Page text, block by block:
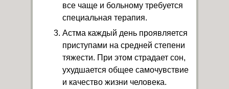
все чаще и больному требуется
специальная терапия.
Астма каждый день проявляется
приступами на средней степени
тяжести. При этом страдает сон,
ухудшается общее самочувствие
и качество жизни человека.